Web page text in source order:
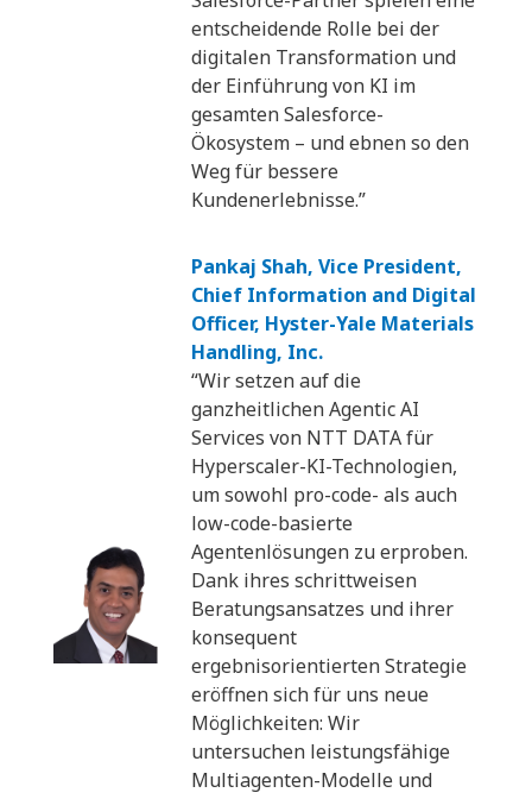
entscheidende Rolle bei der
digitalen Transformation und
der Einführung von KI im
gesamten Salesforce-
Ökosystem – und ebnen so den
Weg für bessere
Kundenerlebnisse.”
Pankaj Shah, Vice President,
Chief Information and Digital
Officer, Hyster-Yale Materials
Handling, Inc.
“Wir setzen auf die
ganzheitlichen Agentic AI
Services von NTT DATA für
Hyperscaler-KI-Technologien,
um sowohl pro-code- als auch
low-code-basierte
Agentenlösungen zu erproben.
Dank ihres schrittweisen
Beratungsansatzes und ihrer
konsequent
ergebnisorientierten Strategie
eröffnen sich für uns neue
Möglichkeiten: Wir
untersuchen leistungsfähige
Multiagenten-Modelle und